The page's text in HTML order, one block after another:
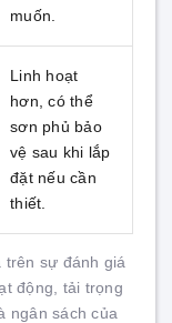
muốn.
Linh hoạt
hơn, có thể
sơn phủ bảo
vệ sau khi lắp
đặt nếu cần
thiết.
sự đánh giá
động, tải trọng
ngân sách của